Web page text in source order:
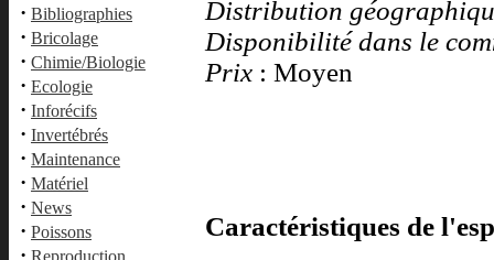
· Bibliographies
· Bricolage
· Chimie/Biologie
· Ecologie
· Inforécifs
· Invertébrés
· Maintenance
· Matériel
· News
· Poissons
· Reproduction
Distribution
Disponibilité dans le
Prix : Moyen
Caractéristiques de